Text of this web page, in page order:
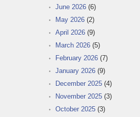
June 2026 (6)
May 2026 (2)
April 2026 (9)
March 2026 (5)
February 2026 (7)
January 2026 (9)
December 2025 (4)
November 2025 (3)
October 2025 (3)